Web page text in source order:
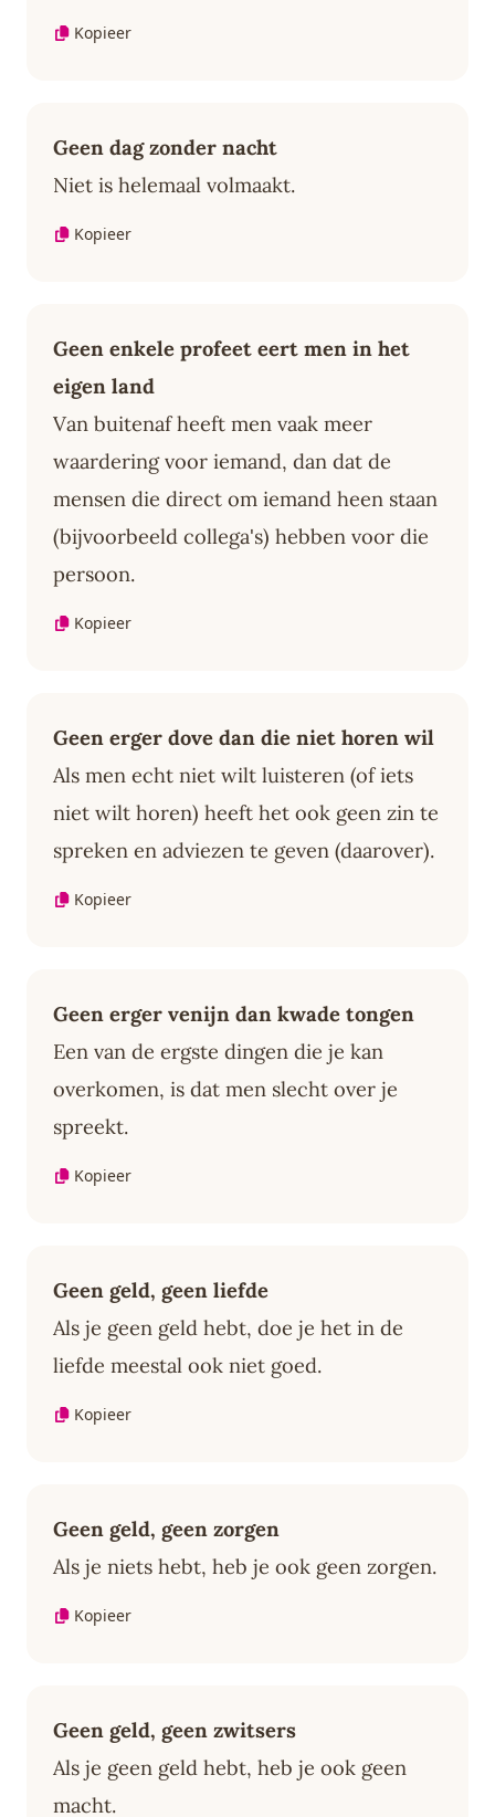
Kopieer
Geen dag zonder nacht
Niet is helemaal volmaakt.
Kopieer
Geen enkele profeet eert men in het
eigen land
Van buitenaf heeft men vaak meer
waardering voor iemand, dan dat de
mensen die direct om iemand heen staan
(bijvoorbeeld collega's) hebben voor die
persoon.
Kopieer
Geen erger dove dan die niet horen wil
Als men echt niet wilt luisteren (of iets
niet wilt horen) heeft het ook geen zin te
spreken en adviezen te geven (daarover).
Kopieer
Geen erger venijn dan kwade tongen
Een van de ergste dingen die je kan
overkomen, is dat men slecht over je
spreekt.
Kopieer
Geen geld, geen liefde
Als je geen geld hebt, doe je het in de
liefde meestal ook niet goed.
Kopieer
Geen geld, geen zorgen
Als je niets hebt, heb je ook geen zorgen.
Kopieer
Geen geld, geen zwitsers
Als je geen geld hebt, heb je ook geen
macht.